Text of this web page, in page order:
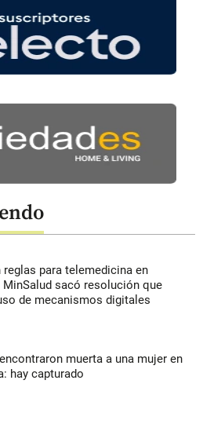
reglas para telemedicina en
sacó resolución que
de mecanismos digitales
muerta a una mujer en
hay capturado